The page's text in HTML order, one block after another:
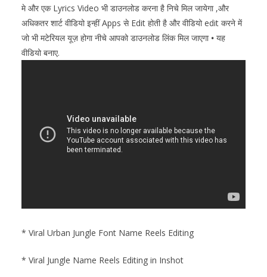
मे और एक Lyrics Video भी डाउनलोड करना है निचे मिल जायेगा ,और
अधिकतर शार्ट वीडियो इन्हीं Apps से Edit होती है और वीडियो edit करने में
जो भी मटेरियल यूज़ होगा नीचे आपको डाउनलोड लिंक मिल जाएगा • यह
वीडियो बनाए.
* Viral Urban Jungle Font Name Reels Editing
* Viral Jungle Name Reels Editing in Inshot